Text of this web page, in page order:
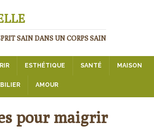
SAIN DANS UN CORPS SAIN
ESTHÉTIQUE SANTÉ MAISON
AMOUR
pour maigrir